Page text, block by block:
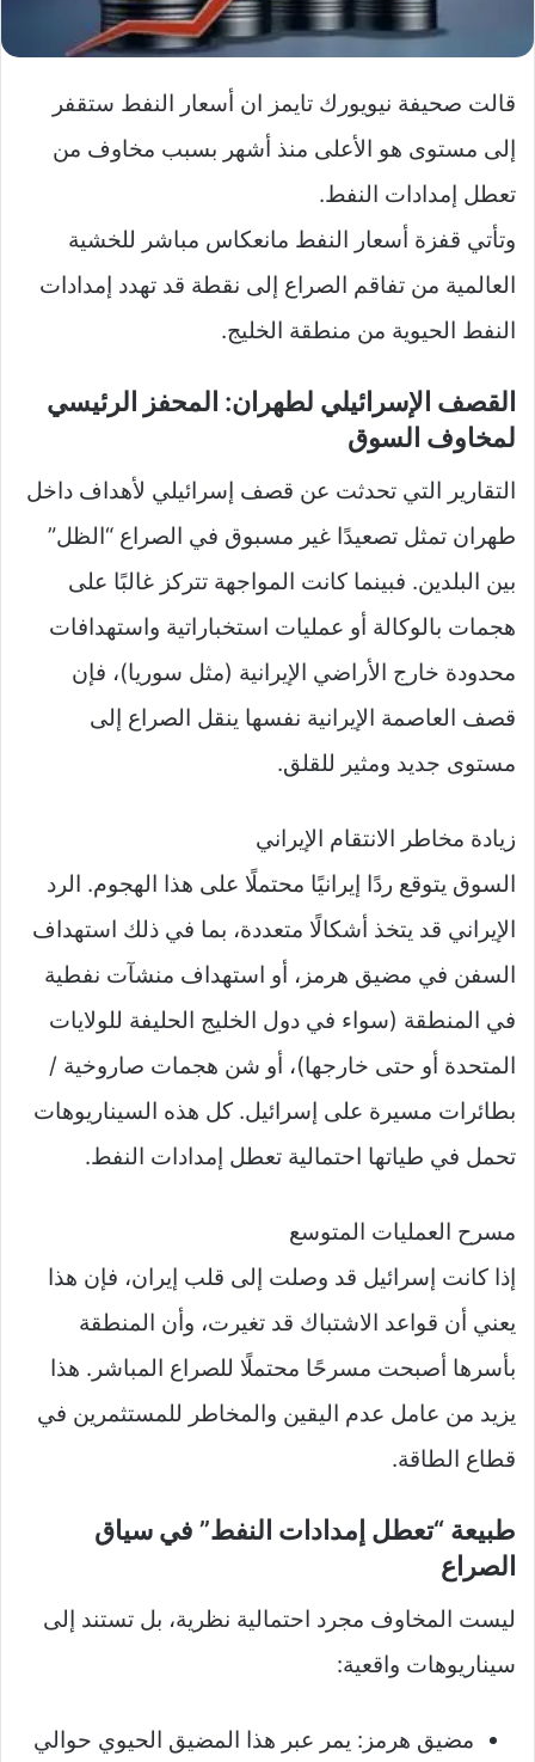
‏قالت صحيفة نيويورك تايمز ان أسعار النفط ستقفر
إلى مستوى هو الأعلى منذ أشهر بسبب مخاوف من
تعطل إمدادات النفط.
وتأتي قفزة أسعار النفط مانعكاس مباشر للخشية
العالمية من تفاقم الصراع إلى نقطة قد تهدد إمدادات
النفط الحيوية من منطقة الخليج.
القصف الإسرائيلي لطهران: المحفز الرئيسي
لمخاوف السوق
التقارير التي تحدثت عن قصف إسرائيلي لأهداف داخل
طهران تمثل تصعيدًا غير مسبوق في الصراع “الظل”
بين البلدين. فبينما كانت المواجهة تتركز غالبًا على
هجمات بالوكالة أو عمليات استخباراتية واستهدافات
محدودة خارج الأراضي الإيرانية (مثل سوريا)، فإن
قصف العاصمة الإيرانية نفسها ينقل الصراع إلى
مستوى جديد ومثير للقلق.
زيادة مخاطر الانتقام الإيراني
السوق يتوقع ردًا إيرانيًا محتملًا على هذا الهجوم. الرد
الإيراني قد يتخذ أشكالًا متعددة، بما في ذلك استهداف
السفن في مضيق هرمز، أو استهداف منشآت نفطية
في المنطقة (سواء في دول الخليج الحليفة للولايات
المتحدة أو حتى خارجها)، أو شن هجمات صاروخية /
بطائرات مسيرة على إسرائيل. كل هذه السيناريوهات
تحمل في طياتها احتمالية تعطل إمدادات النفط.
مسرح العمليات المتوسع
إذا كانت إسرائيل قد وصلت إلى قلب إيران، فإن هذا
يعني أن قواعد الاشتباك قد تغيرت، وأن المنطقة
بأسرها أصبحت مسرحًا محتملًا للصراع المباشر. هذا
يزيد من عامل عدم اليقين والمخاطر للمستثمرين في
قطاع الطاقة.
طبيعة “تعطل إمدادات النفط” في سياق
الصراع
ليست المخاوف مجرد احتمالية نظرية، بل تستند إلى
سيناريوهات واقعية:
مضيق هرمز: يمر عبر هذا المضيق الحيوي حوالي